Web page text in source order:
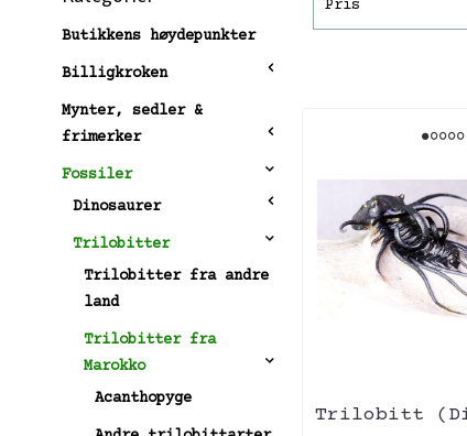
Butikkens høydepunkter
Billigkroken
Mynter, sedler &
frimerker
Fossiler
Dinosaurer
Trilobitter
Trilobitter fra andre
land
Trilobitter fra
Marokko
Acanthopyge
Pris
Trilobitt